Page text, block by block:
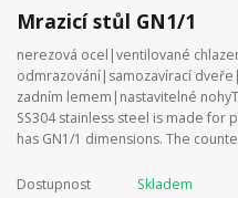
Mrazicí stůl GN1/1
nerezová ocel|ventilované
odmrazování|samozavírací
zadním lemem|nastavitelné
SS304 stainless steel is made
has GN1/1 dimensions. The
Dostupnost Skladem